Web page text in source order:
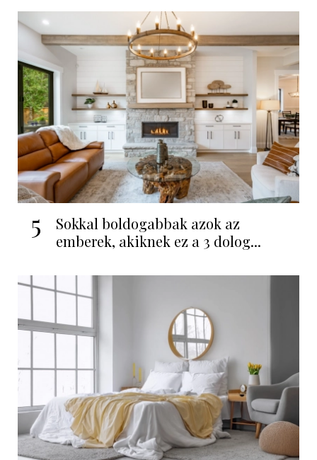
5
Sokkal boldogabbak azok az
emberek, akiknek ez a 3 dolog...